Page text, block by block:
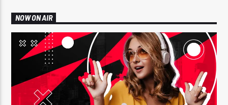
NOW ON AIR